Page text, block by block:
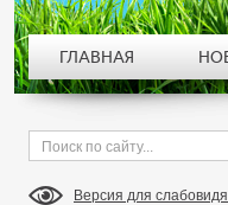
Версия для
ГЛАВНАЯ